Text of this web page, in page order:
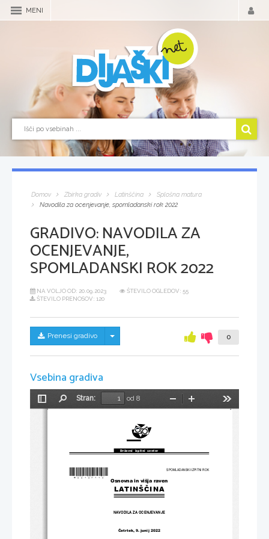
MENI
Domov Zbirka gradiv Latinščina
Splošna matura
Navodila za ocenjevanje, spomladanski rok 2022
GRADIVO:NAVODILA ZA
OCENJEVANJE,
SPOMLADANSKI ROK 2022
NA VOLJO OD: 20.09.2023
ŠTEVILO OGLEDOV: 55
ŠTEVILO PRENOSOV: 120
Prenesi gradivo Skrij/prikaži meni 0
Vsebina gradiva
Preklopi
Stran:
od 8
Pomanjšaj
Četrtek, 9. junij 2022
Državni  izpitni  center
NAVODILA ZA OCENJEVANJE
LATINŠČINA
SPOMLADANSKI IZPITNI ROK
Osnovna in višja raven